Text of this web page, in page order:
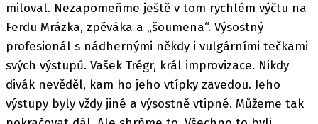
miloval. Nezapomeňme ještě v tom rychlém výčtu na
Ferdu Mrázka, zpěváka a „šoumena“. Výsostný
profesionál s nádhernými někdy i vulgárními tečkami
svých výstupů. Vašek Trégr, král improvizace. Nikdy
divák nevěděl, kam ho jeho vtípky zavedou. Jeho
výstupy byly vždy jiné a výsostně vtipné. Můžeme tak